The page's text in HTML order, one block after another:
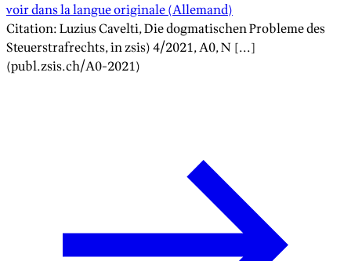
voir dans la langue originale(Allemand)
Citation:Luzius Cavelti,Die dogmatischen Probleme des
Steuerstrafrechts, in zsis)4/2021, A0, N [...]
(publ.zsis.ch/A0-2021)